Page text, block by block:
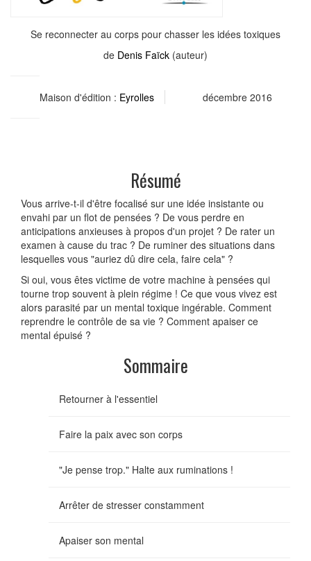
Se reconnecter au corps pour chasser les idées toxiques
de Denis Faïck (auteur)
Maison d'édition : Eyrolles décembre 2016
Résumé
Vous arrive-t-il d'être focalisé sur une idée insistante ou
envahi par un flot de pensées ? De vous perdre en
anticipations anxieuses à propos d'un projet ? De rater un
examen à cause du trac ? De ruminer des situations dans
lesquelles vous "auriez dû dire cela, faire cela" ?
Si oui, vous êtes victime de votre machine à pensées qui
tourne trop souvent à plein régime ! Ce que vous vivez est
alors parasité par un mental toxique ingérable. Comment
reprendre le contrôle de sa vie ? Comment apaiser ce
mental épuisé ?
Sommaire
Retourner à l'essentiel
Faire la paix avec son corps
"Je pense trop." Halte aux ruminations !
Arrêter de stresser constamment
Apaiser son mental